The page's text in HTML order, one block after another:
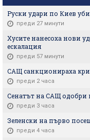
Руски удари по Киев
преди 27 минути
Хусите нанесоха нови
ескалация
преди 57 минути
САЩ санкционираха
преди 2 часа
Сенатът на САЩ одобри
преди 3 часа
Зеленски на първо
преди 4 часа